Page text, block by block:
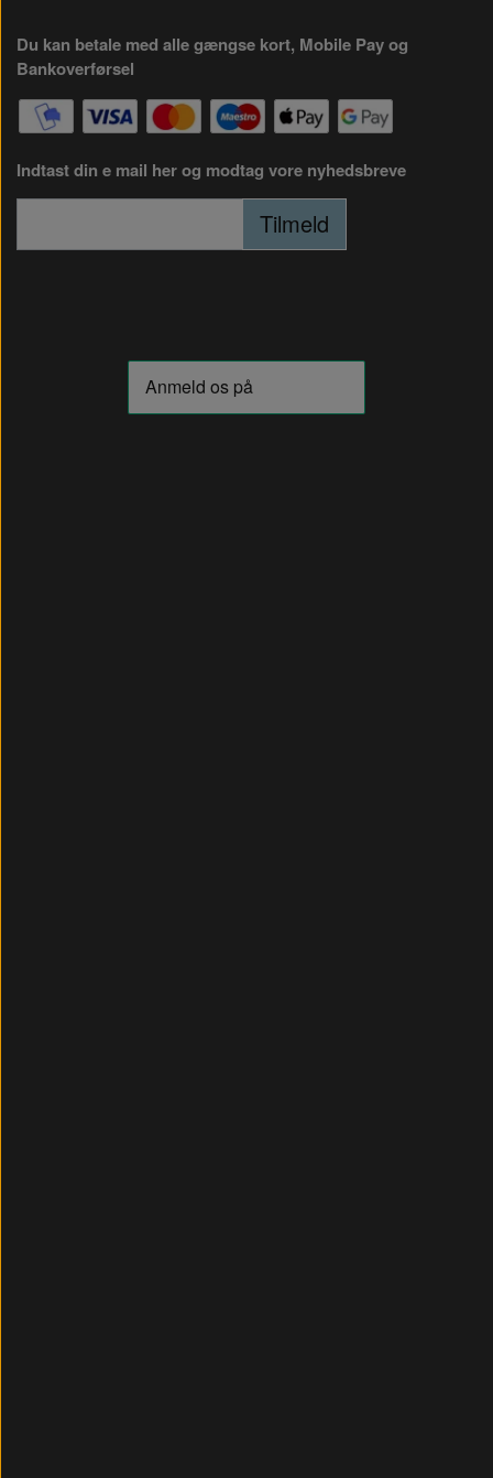
Du kan betale med alle gængse kort, Mobile Pay og
Bankoverførsel
Indtast din e mail her og modtag vore nyhedsbreve
Tilmeld